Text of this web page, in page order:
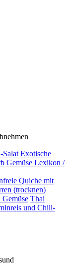
Salat Exotische
Gemüse Lexikon /
Quiche mit
(trocknen)
Thai
und Chili-